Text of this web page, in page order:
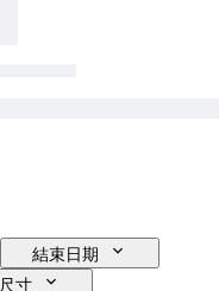
結束日期
尺寸